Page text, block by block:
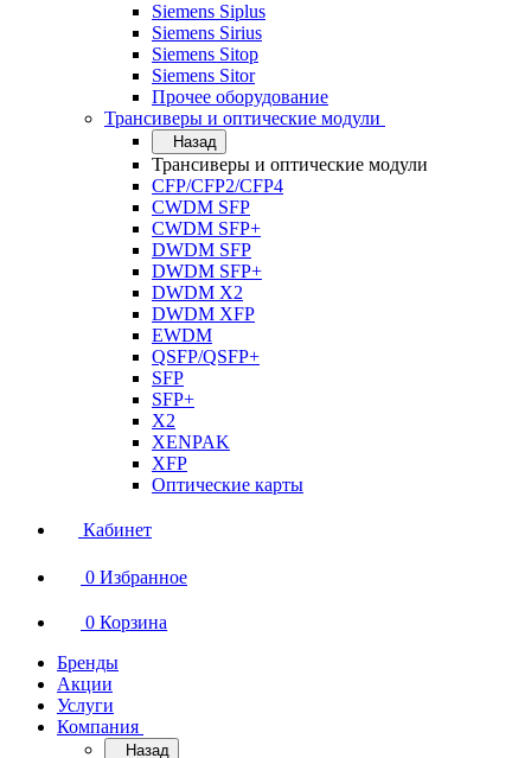
Siemens Siplus
Siemens Sirius
Siemens Sitop
Siemens Sitor
Прочее оборудование
Трансиверы и оптические модули
Назад
Трансиверы и оптические модули
CFP/CFP2/CFP4
CWDM SFP
CWDM SFP+
DWDM SFP
DWDM SFP+
DWDM X2
DWDM XFP
EWDM
QSFP/QSFP+
SFP
SFP+
X2
XENPAK
XFP
Оптические карты
Кабинет
0 Избранное
0 Корзина
Бренды
Акции
Услуги
Компания
Назад